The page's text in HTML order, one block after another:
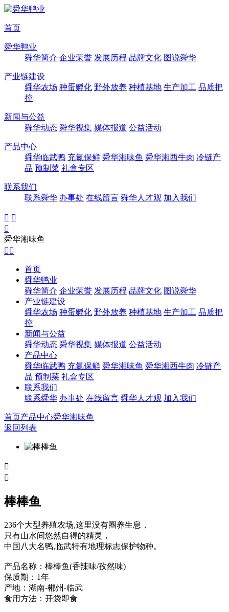
首页
舜华鸭业
舜华简介 企业荣誉 发展历程 品牌文化 图说舜华
产业链建设
舜华农场 种蛋孵化 野外放养 种植基地 生产加工 品质把
控
新闻与公益
舜华动态 舜华视集 媒体报道 公益活动
产品中心
舜华临武鸭 充氮保鲜 舜华湘味鱼 舜华湘西牛肉 冷链产
品 预制菜 礼盒专区
联系我们
联系舜华 办事处 在线留言 舜华人才观 加入我们
 

舜华湘味鱼
 
首页
舜华鸭业
舜华简介 企业荣誉 发展历程 品牌文化 图说舜华
产业链建设
舜华农场 种蛋孵化 野外放养 种植基地 生产加工 品质把
控
新闻与公益
舜华动态 舜华视集 媒体报道 公益活动
产品中心
舜华临武鸭 充氮保鲜 舜华湘味鱼 舜华湘西牛肉 冷链产
品 预制菜 礼盒专区
联系我们
联系舜华 办事处 在线留言 舜华人才观 加入我们
首页产品中心舜华湘味鱼
返回列表


棒棒鱼
236个大型养殖农场,这里没有圈养生息，
只有山水间悠然自得的精灵，
中国八大名鸭,临武特有地理标志保护物种。
产品名称：棒棒鱼(香辣味/孜然味)
保质期：1年
产地：湖南-郴州-临武
食用方法：开袋即食